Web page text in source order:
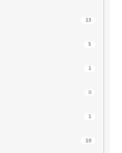
13
5
1
0
1
10